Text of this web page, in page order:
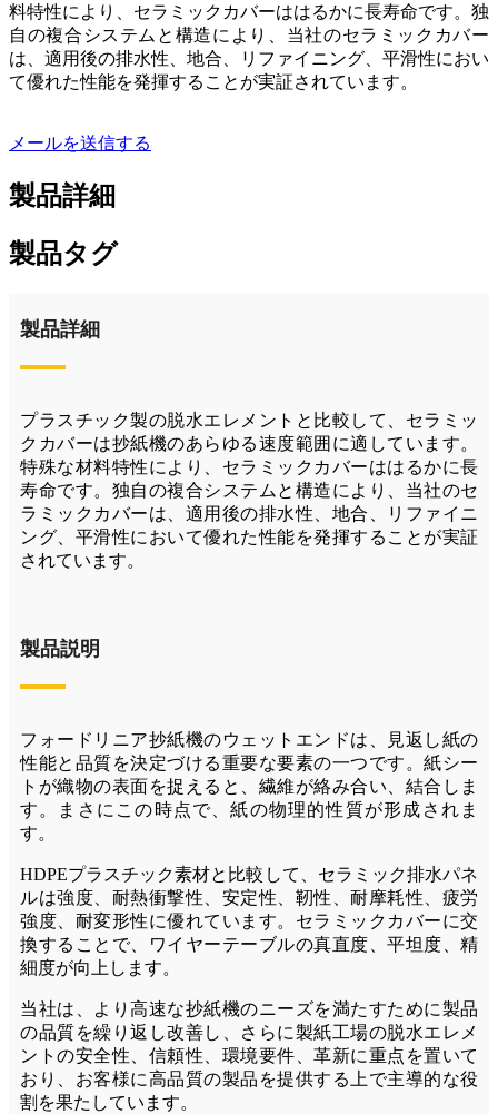
料特性により、セラミックカバーははるかに長寿命です。独
自の複合システムと構造により、当社のセラミックカバー
は、適用後の排水性、地合、リファイニング、平滑性におい
て優れた性能を発揮することが実証されています。
メールを送信する
製品詳細
製品タグ
製品詳細
プラスチック製の脱水エレメントと比較して、セラミッ
クカバーは抄紙機のあらゆる速度範囲に適しています。
特殊な材料特性により、セラミックカバーははるかに長
寿命です。独自の複合システムと構造により、当社のセ
ラミックカバーは、適用後の排水性、地合、リファイニ
ング、平滑性において優れた性能を発揮することが実証
されています。
製品説明
フォードリニア抄紙機のウェットエンドは、見返し紙の
性能と品質を決定づける重要な要素の一つです。紙シー
トが織物の表面を捉えると、繊維が絡み合い、結合しま
す。まさにこの時点で、紙の物理的性質が形成されま
す。
HDPEプラスチック素材と比較して、セラミック排水パネ
ルは強度、耐熱衝撃性、安定性、靭性、耐摩耗性、疲労
強度、耐変形性に優れています。セラミックカバーに交
換することで、ワイヤーテーブルの真直度、平坦度、精
細度が向上します。
当社は、より高速な抄紙機のニーズを満たすために製品
の品質を繰り返し改善し、さらに製紙工場の脱水エレメ
ントの安全性、信頼性、環境要件、革新に重点を置いて
おり、お客様に高品質の製品を提供する上で主導的な役
割を果たしています。